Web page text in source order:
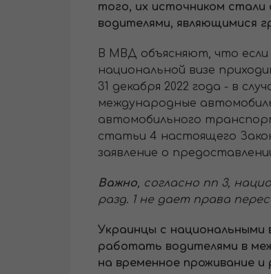
того, их источником
водителями, являющимися
В МВД объясняют, что
национальной визе
31 декабря 2022 года - в
международные
автомобильного
статьи 4 настоящего
заявление о
Важно, согласно пп 3,
разд. 1 не дает права
Украинцы с национальными
работать водителями в
на временное проживание и